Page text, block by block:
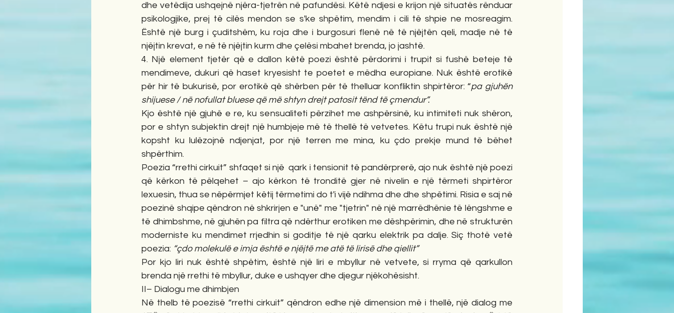
dhe vetëdija ushqejnë njëra-tjetrën në pafundësi. Këtë ndjesi e krijon një situatës rënduar
psikologjike, prej të cilës mendon se s'ke shpëtim, mendim i cili të shpie ne mosreagim.
Është një burg i çuditshëm, ku roja dhe i burgosuri flenë në të njëjtën qeli, madje në të
njëjtin krevat, e në të njëjtin kurm dhe çelësi mbahet brenda, jo jashtë.
4. Një element tjetër që e dallon këtë poezi është përdorimi i trupit si fushë beteje të
mendimeve, dukuri që haset kryesisht te poetet e mëdha europiane. Nuk është erotikë
për hir të bukurisë, por erotikë që shërben për të thelluar konfliktin shpirtëror: “pa gjuhën
shijuese / në nofullat bluese që më shtyn drejt patosit tënd të çmendur”.
Kjo është një gjuhë e re, ku sensualiteti përzihet me ashpërsinë, ku intimiteti nuk shëron,
por e shtyn subjektin drejt një humbjeje më të thellë të vetvetes. Këtu trupi nuk është një
kopsht ku lulëzojnë ndjenjat, por një terren me mina, ku çdo prekje mund të bëhet
shpërthim.
Poezia “rrethi cirkuit” shfaqet si një  qark i tensionit të pandërprerë, ajo nuk është një poezi
që kërkon të pëlqehet – ajo kërkon të tronditë gjer në nivelin e një tërmeti shpirtëror
lexuesin, thua se nëpërmjet këtij tërmetimi do t'i vijë ndihma dhe dhe shpëtimi. Risia e saj në
poezinë shqipe qëndron në shkrirjen e "unë" me "tjetrin" në një marrëdhënie të lëngshme e
të dhimbshme, në gjuhën pa filtra që ndërthur erotiken me dëshpërimin, dhe në strukturën
moderniste ku mendimet rrjedhin si goditje të një qarku elektrik pa dalje. Siç thotë vetë
poezia: “çdo molekulë e imja është e njëjtë me atë të lirisë dhe qiellit”
Por kjo liri nuk është shpëtim, është një liri e mbyllur në vetvete, si rryma që qarkullon
brenda një rrethi të mbyllur, duke e ushqyer dhe djegur njëkohësisht.
II– Dialogu me dhimbjen
Në thelb të poezisë “rrethi cirkuit” qëndron edhe një dimension më i thellë, një dialog me